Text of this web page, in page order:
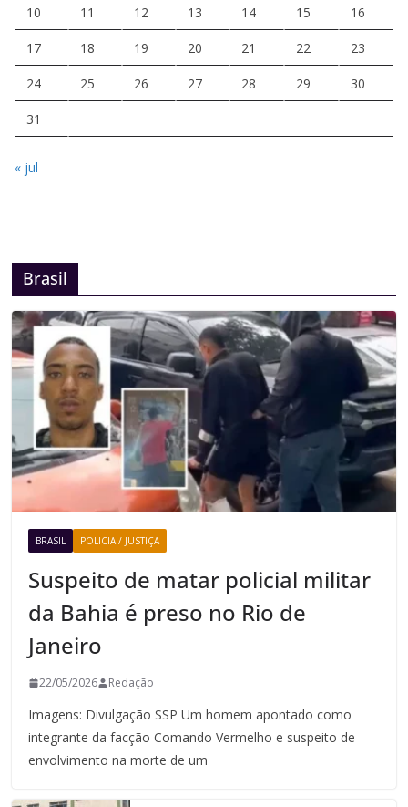
10 11 12 13 14 15 16
17 18 19 20 21 22 23
24 25 26 27 28 29 30
31
« jul
Brasil
BRASIL POLICIA / JUSTIÇA
Suspeito de matar policial militar
da Bahia é preso no Rio de
Janeiro
22/05/2026 Redação
Imagens: Divulgação SSP Um homem apontado como
integrante da facção Comando Vermelho e suspeito de
envolvimento na morte de um